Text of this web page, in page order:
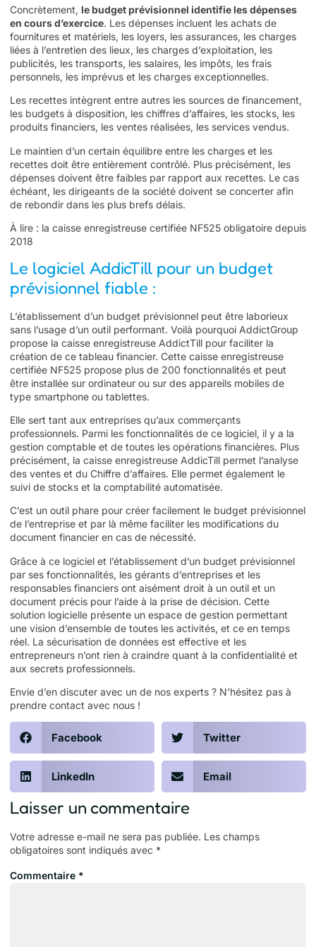
Concrètement, le budget prévisionnel identifie les dépenses
en cours d’exercice. Les dépenses incluent les achats de
fournitures et matériels, les loyers, les assurances, les charges
liées à l’entretien des lieux, les charges d’exploitation, les
publicités, les transports, les salaires, les impôts, les frais
personnels, les imprévus et les charges exceptionnelles.
Les recettes intègrent entre autres les sources de financement,
les budgets à disposition, les chiffres d’affaires, les stocks, les
produits financiers, les ventes réalisées, les services vendus.
Le maintien d’un certain équilibre entre les charges et les
recettes doit être entièrement contrôlé. Plus précisément, les
dépenses doivent être faibles par rapport aux recettes. Le cas
échéant, les dirigeants de la société doivent se concerter afin
de rebondir dans les plus brefs délais.
À lire : la caisse enregistreuse certifiée NF525 obligatoire depuis
2018
Le logiciel AddicTill pour un budget
prévisionnel fiable :
L’établissement d’un budget prévisionnel peut être laborieux
sans l’usage d’un outil performant. Voilà pourquoi AddictGroup
propose la caisse enregistreuse AddictTill pour faciliter la
création de ce tableau financier. Cette caisse enregistreuse
certifiée NF525 propose plus de 200 fonctionnalités et peut
être installée sur ordinateur ou sur des appareils mobiles de
type smartphone ou tablettes.
Elle sert tant aux entreprises qu’aux commerçants
professionnels. Parmi les fonctionnalités de ce logiciel, il y a la
gestion comptable et de toutes les opérations financières. Plus
précisément, la caisse enregistreuse AddicTill permet l’analyse
des ventes et du Chiffre d’affaires. Elle permet également le
suivi de stocks et la comptabilité automatisée.
C’est un outil phare pour créer facilement le budget prévisionnel
de l’entreprise et par là même faciliter les modifications du
document financier en cas de nécessité.
Grâce à ce logiciel et l’établissement d’un budget prévisionnel
par ses fonctionnalités, les gérants d’entreprises et les
responsables financiers ont aisément droit à un outil et un
document précis pour l’aide à la prise de décision. Cette
solution logicielle présente un espace de gestion permettant
une vision d’ensemble de toutes les activités, et ce en temps
réel. La sécurisation de données est effective et les
entrepreneurs n’ont rien à craindre quant à la confidentialité et
aux secrets professionnels.
Envie d’en discuter avec un de nos experts ? N’hésitez pas à
prendre contact avec nous !
Facebook Twitter
LinkedIn Email
Laisser un commentaire
Votre adresse e-mail ne sera pas publiée. Les champs
obligatoires sont indiqués avec *
Commentaire *